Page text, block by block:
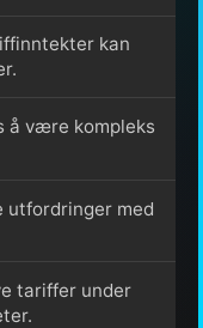
kan
å være kompleks
utfordringer med
tariffer under